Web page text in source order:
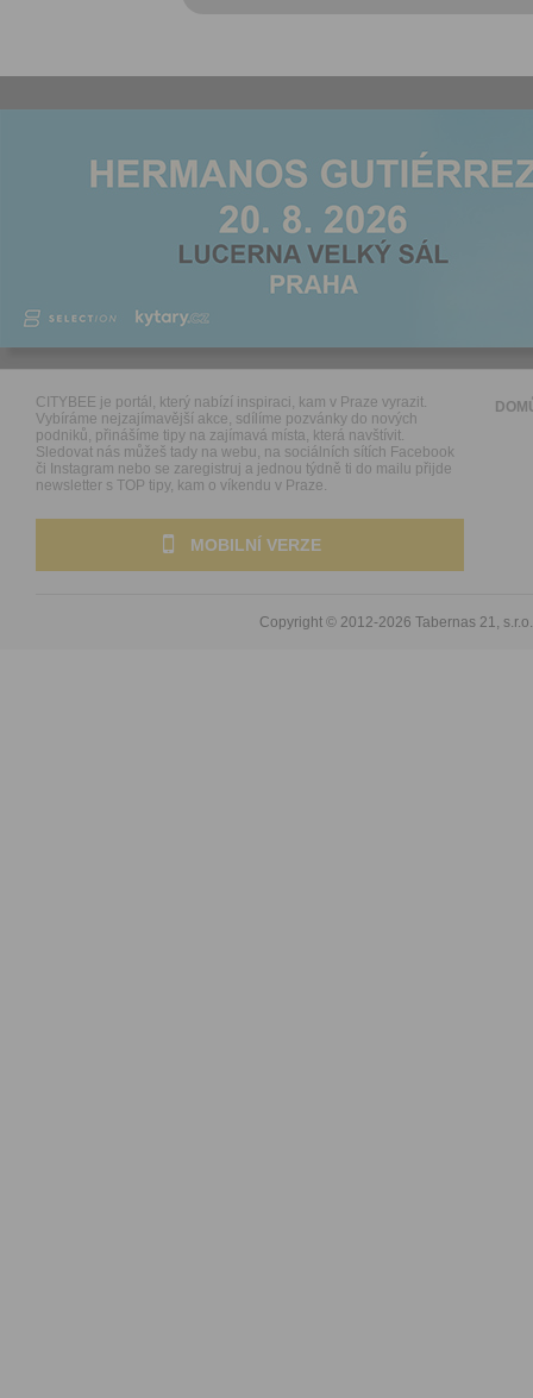
CITYBEE je portál, který nabízí inspiraci, kam v Praze vyrazit.
Vybíráme nejzajímavější akce, sdílíme pozvánky do nových
podniků, přinášíme tipy na zajímavá místa, která navštívit.
Sledovat nás můžeš tady na webu, na sociálních sítích Facebook
či Instagram nebo se zaregistruj a jednou týdně ti do mailu přijde
newsletter s TOP tipy, kam o víkendu v Praze.
MOBILNÍ VERZE
Copyright © 2012-2026 Tabernas 21, s.r.o.